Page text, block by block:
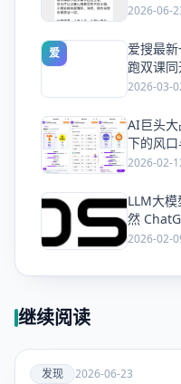
2026-06-
爱
爱搜最
跑双课
量
2026-03-
爱
AI巨头
下的风口
2026-02-
爱
LLM大
然
局么？
2026-02-
继续阅读
爱
发现 2026-06-23